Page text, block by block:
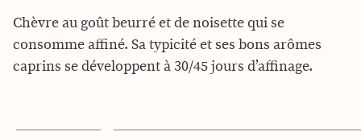
Chèvre au goût beurré et de noisette qui se
consomme affiné. Sa typicité et ses bons arômes
caprins se développent à 30/45 jours d’affinage.